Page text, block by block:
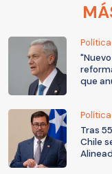
Política
que
Política
Tras
Chile